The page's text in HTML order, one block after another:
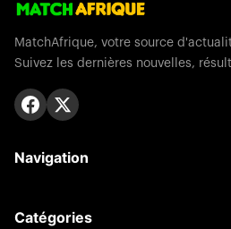
MatchAfrique, votre source
Suivez les dernières nouvelles,
Navigation
Catégories